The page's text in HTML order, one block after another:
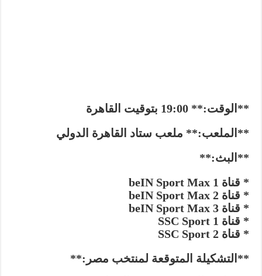
**الوقت:** 19:00 بتوقيت القاهرة
**الملعب:** ملعب ستاد القاهرة الدولي
**البث:**
* قناة beIN Sport Max 1
* قناة beIN Sport Max 2
* قناة beIN Sport Max 3
* قناة SSC Sport 1
* قناة SSC Sport 2
**التشكيلة المتوقعة لمنتخب مصر:**